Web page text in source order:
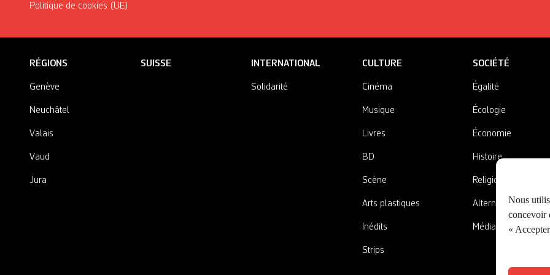
Nous
concevoir
«
Politique de cookies (UE)
RÉGIONS
Genève
Neuchâtel
Valais
Vaud
Jura
SUISSE INTERNATIONAL
Solidarité
CULTURE
Cinéma
Musique
Livres
BD
Scène
Arts plastiques
Inédits
Strips
SOCIÉTÉ
Égalité
Écologie
Économie
Histoire
Religions
Alternatives
Médias